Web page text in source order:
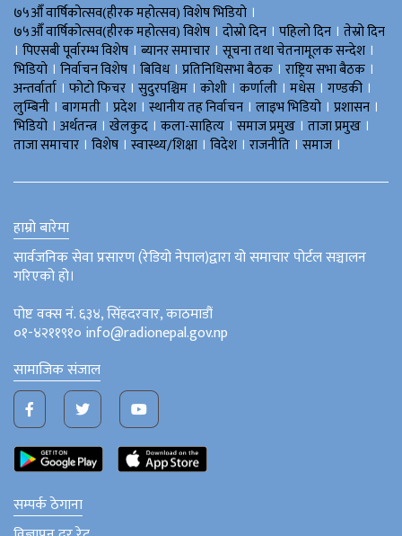
७५औँ वार्षिकोत्सव(हीरक महोत्सव) विशेष भिडियाे ।
७५औँ वार्षिकोत्सव(हीरक महोत्सव) विशेष । दोस्रो दिन । पहिलो दिन । तेस्रो दिन
। पिएसबी पूर्वारम्भ विशेष । ब्यानर समाचार । सूचना तथा चेतनामूलक सन्देश ।
भिडियाे । निर्वाचन विशेष । बिविध। प्रतिनिधिसभा बैठक । राष्ट्रिय सभा बैठक ।
अन्तर्वार्ता । फोटो फिचर । सुदुरपश्चिम । काेशी । कर्णाली । मधेस । गण्डकी ।
लुम्बिनी । बागमती । प्रदेश । स्थानीय तह निर्वाचन । लाइभ भिडियो । प्रशासन ।
भिडियो । अर्थतन्त्र । खेलकुद । कला-साहित्य । समाज प्रमुख । ताजा प्रमुख ।
ताजा समाचार । विशेष । स्वास्थ्य/शिक्षा । विदेश । राजनीति । समाज ।
हाम्रो बारेमा
सार्वजनिक सेवा प्रसारण (रेडियो नेपाल)द्वारा यो समाचार पोर्टल सञ्चालन
गरिएको हो।
पोष्ट वक्स नं. ६३४, सिंहदरवार, काठमाडौं
०१-४२११९१० info@radionepal.gov.np
सामाजिक संजाल
सम्पर्क ठेगाना